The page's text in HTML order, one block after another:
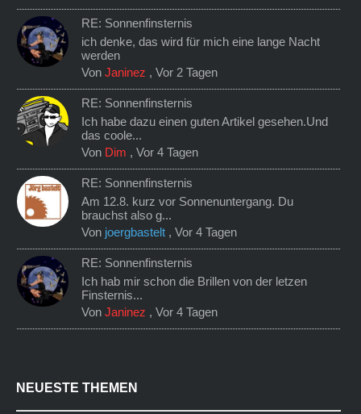
RE: Sonnenfinsternis
ich denke, das wird für mich eine lange Nacht
werden
VonJaninez ,Vor 2 Tagen
RE: Sonnenfinsternis
Ich habe dazu einen guten Artikel gesehen.Und
das coole...
Von Dim ,Vor 4 Tagen
RE: Sonnenfinsternis
Am 12.8. kurz vor Sonnenuntergang. Du
brauchst also g...
Von joergbastelt ,Vor 4 Tagen
RE: Sonnenfinsternis
Ich hab mir schon die Brillen von der letzen
Finsternis...
VonJaninez ,Vor 4 Tagen
NEUESTE THEMEN